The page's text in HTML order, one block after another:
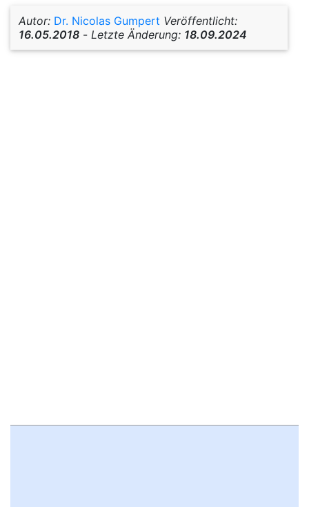
Autor: Dr. Nicolas Gumpert Veröffentlicht:
16.05.2018 - Letzte Änderung: 18.09.2024